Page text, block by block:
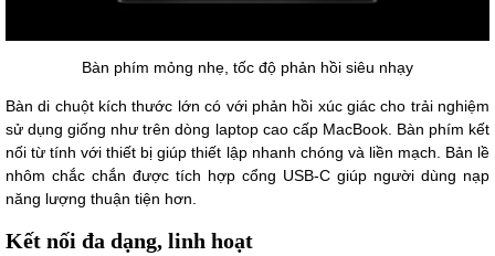
Bàn phím mỏng nhẹ, tốc độ phản hồi siêu nhạy
Bàn di chuột kích thước lớn có với phản hồi xúc giác cho trải nghiệm
sử dụng giống như trên dòng laptop cao cấp MacBook. Bàn phím kết
nối từ tính với thiết bị giúp thiết lập nhanh chóng và liền mạch. Bản lề
nhôm chắc chắn được tích hợp cổng USB-C giúp người dùng nạp
năng lượng thuận tiện hơn.
Kết nối đa dạng, linh hoạt